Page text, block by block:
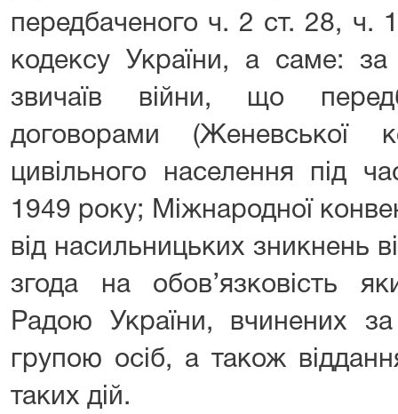
передбаченого ч. 2 ст. 28, ч.
кодексу України, а саме:
звичаїв війни, що
договорами (Женевської
цивільного населення під
1949 року; Міжнародної
від насильницьких зникнень
згода на обов’язковість
Радою України, вчинених
групою осіб, а також
таких дій.